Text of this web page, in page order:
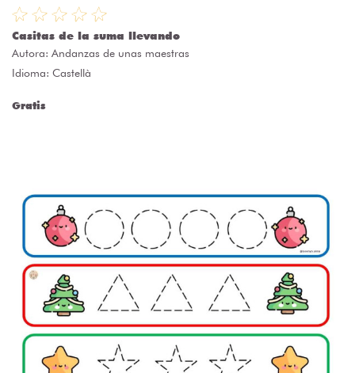
Casitas de la suma llevando
Autora: Andanzas de unas maestras
Idioma: Castellà
Gratis